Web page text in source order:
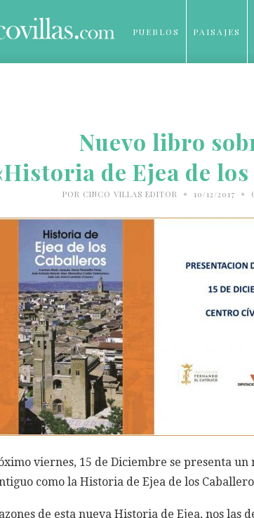
PUEBLOS PAISAJES
Nuevo libro
de Ejea de
POR CINCO VILLAS EDITOR • 10/12/2017 •
viernes, 15 de Diciembre se presenta
como la Historia de Ejea de los
de esta nueva Historia de Ejea, nos las